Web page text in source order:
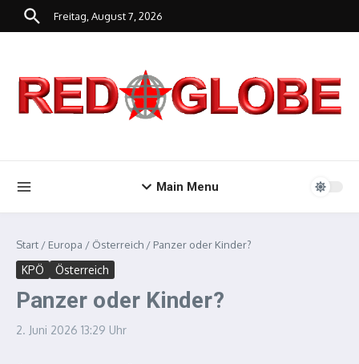
Zum Inhalt springen
Freitag, August 7, 2026
Main Menu
Start / Europa / Österreich / Panzer oder Kinder?
KPÖ Österreich
Panzer oder Kinder?
2. Juni 2026 13:29 Uhr